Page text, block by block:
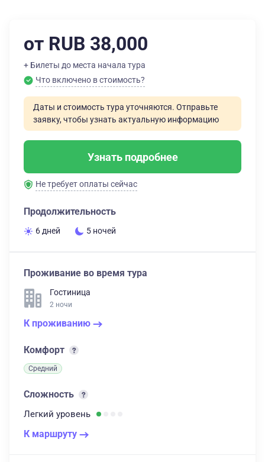
от RUB 38,000
+ Билеты до места начала тура
Что включено в стоимость?
Даты и стоимость тура уточняются. Отправьте
заявку, чтобы узнать актуальную информацию
Узнать подробнее
Не требует оплаты сейчас
Продолжительность
6 дней 5 ночей
Проживание во время тура
Гостиница
2 ночи
К проживанию
Комфорт
Средний
Сложность
Легкий уровень
К маршруту